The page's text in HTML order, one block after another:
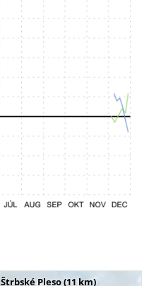
Štrbské Pleso (11 km)